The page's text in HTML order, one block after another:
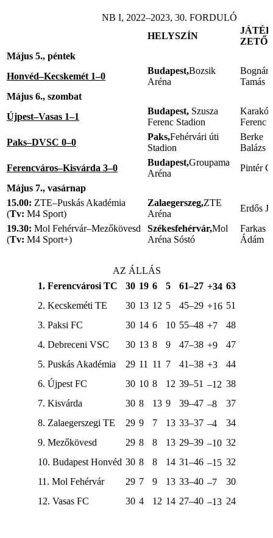
NB I, 2022–2023, 30. FORDULÓ
HELYSZÍN
ZETŐ
Május 5., péntek
Honvéd–Kecskemét 1–0
Budapest,Bozsik
Aréna
Bognár
Tamás
Május 6., szombat
Újpest–Vasas 1–1
Budapest, Szusza
Ferenc Stadion
Karakó
Ferenc
Paks–DVSC 0–0
Paks,Fehérvári úti
Stadion
Berke
Balázs
Ferencváros–Kisvárda 3–0
Budapest,Groupama
Aréna
Pintér
Május 7., vasárnap
15.00: ZTE–Puskás Akadémia
(Tv: M4 Sport)
Zalaegerszeg,ZTE
Aréna
Erdős
19.30: Mol Fehérvár–Mezőkövesd
(Tv: M4 Sport+)
Székesfehérvár,Mol
Aréna Sóstó
Farkas
Ádám
AZ ÁLLÁS
1. Ferencvárosi TC
30 19 6 5 61–27 +34 63
2. Kecskeméti TE
30 13 12 5 45–29 +16 51
3. Paksi FC
30 14 6 10 55–48 +7
48
4. Debreceni VSC
30 13 8 9 47–38 +9
47
5. Puskás Akadémia
29 11 11 7 41–38 +3
44
6. Újpest FC
30 10 8 12 39–51 –12 38
7. Kisvárda
30 8 13 9 39–47 –8
37
8. Zalaegerszegi TE
29 9 7 13 33–37 –4
34
9. Mezőkövesd
29 8 8 13 29–39 –10 32
10. Budapest Honvéd 30 8 8 14 31–46 –15 32
11. Mol Fehérvár
29 7 9 13 33–40 –7
30
12. Vasas FC
30 4 12 14 27–40 –13 24